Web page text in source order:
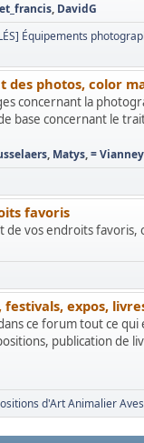
, DavidG
Équipements
des photos, color
concernant la
base concernant le
, Matys,=
favoris
de vos endroits
festivals, expos,
ce forum tout ce
publication de
d'Art Animalier